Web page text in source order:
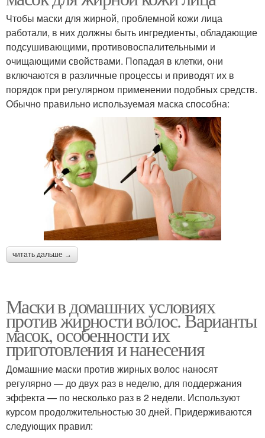
Условия с яйцом Эффективная маска
Домашние рецепты Маски против перхоти
Чтобы маски для жирной, проблемной кожи лица
работали, в них должны быть ингредиенты, обладающие
подсушивающими, противовоспалительными и
очищающими свойствами. Попадая в клетки, они
включаются в различные процессы и приводят их в
порядок при регулярном применении подобных средств.
Обычно правильно используемая маска способна:
читать дальше →
Маски в домашних условиях
против жирности волос. Варианты
масок, особенности их
приготовления и нанесения
Домашние маски против жирных волос наносят
регулярно — до двух раз в неделю, для поддержания
эффекта — по несколько раз в 2 недели. Используют
курсом продолжительностью 30 дней. Придерживаются
следующих правил: